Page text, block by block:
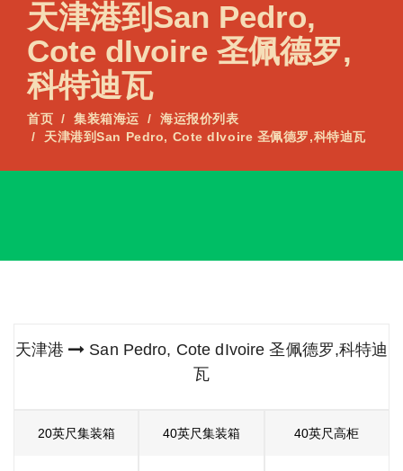
天津港到San Pedro,
Cote dIvoire 圣佩德罗,
科特迪瓦
首页 集装箱海运
海运报价列表
天津港到San Pedro, Cote dIvoire 圣佩德罗,科特迪瓦
天津港
San Pedro, Cote dIvoire 圣佩德罗,科特迪
瓦
20英尺集装箱 40英尺集装箱 40英尺高柜